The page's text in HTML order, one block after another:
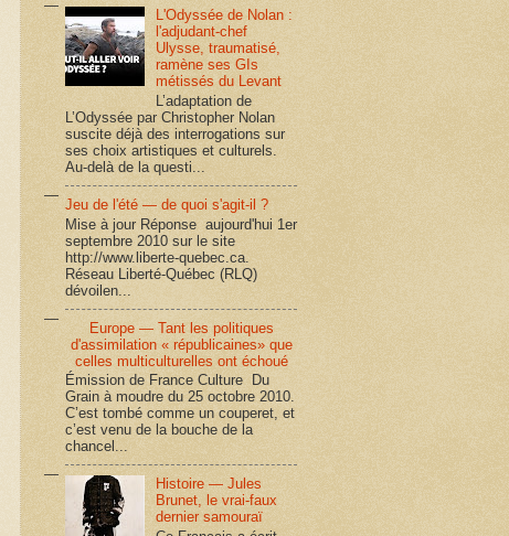
L'Odyssée de Nolan :
l'adjudant-chef
Ulysse, traumatisé,
ramène ses GIs
métissés du Levant
L’adaptation de
L’Odyssée par Christopher Nolan
suscite déjà des interrogations sur
ses choix artistiques et culturels.
Au-delà de la questi...
Jeu de l'été — de quoi s'agit-il ?
Mise à jour Réponse aujourd'hui 1er
septembre 2010 sur le site
http://www.liberte-quebec.ca.
Réseau Liberté-Québec (RLQ)
dévoilen...
Europe — Tant les politiques
d'assimilation « républicaines» que
celles multiculturelles ont échoué
Émission de France Culture Du
Grain à moudre du 25 octobre 2010.
C’est tombé comme un couperet, et
c’est venu de la bouche de la
chancel...
Histoire — Jules
Brunet, le vrai-faux
dernier samouraï